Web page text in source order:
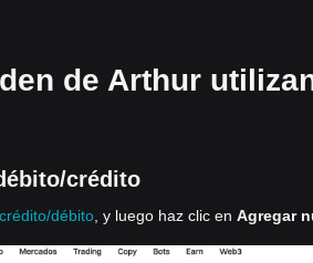
de Arthur
crédito
débito , y luego haz clic en Agregar